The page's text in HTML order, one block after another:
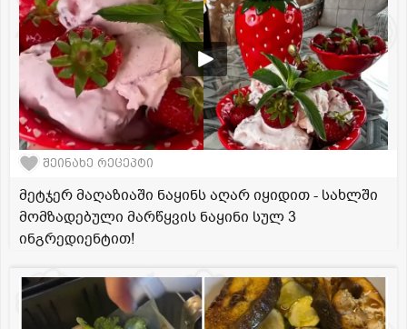
შეინახე რეცეპტი
მეტჯერ მაღაზიაში ნაყინს აღარ იყიდით - სახლში
მომზადებული მარწყვის ნაყინი სულ 3
ინგრედიენტით!